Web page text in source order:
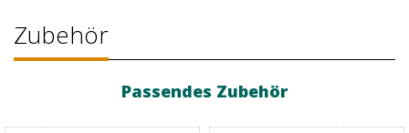
Zubehör
Passendes Zubehör